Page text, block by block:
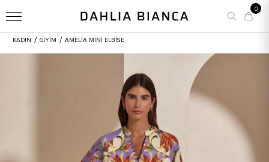
0
KADIN / GİYİM / AMELIA MINI ELBISE